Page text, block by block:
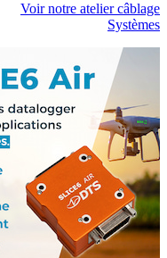
Voir notre atelier câblage
Systèmes